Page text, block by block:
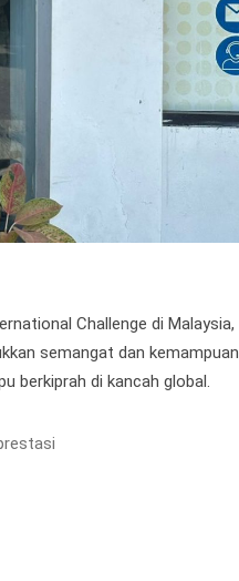
Challenge di Malaysia,
semangat dan kemampuan
berkiprah di kancah global.